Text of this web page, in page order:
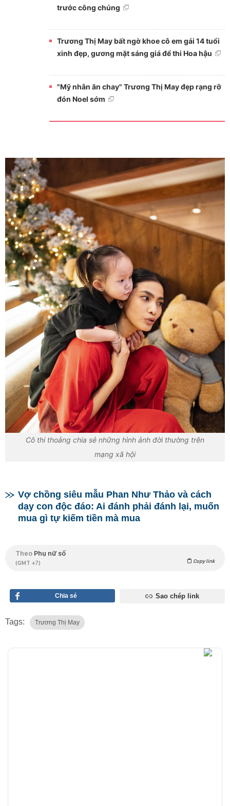
trước công chúng
Trương Thị May bất ngờ khoe cô em gái 14 tuổi
xinh đẹp, gương mặt sáng giá để thi Hoa hậu
"Mỹ nhân ăn chay" Trương Thị May đẹp rạng rỡ
đón Noel sớm
Cô thi thoảng chia sẻ những hình ảnh đời thường trên
mạng xã hội
Vợ chồng siêu mẫu Phan Như Thảo và cách
dạy con độc đáo: Ai đánh phải đánh lại, muốn
mua gì tự kiếm tiền mà mua
Theo Phụ nữ số
(GMT +7) Copy link
Chia sẻ Sao chép link
Tags: Trương Thị May